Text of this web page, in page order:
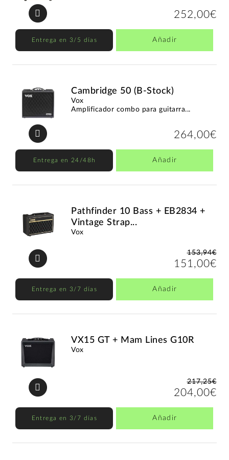
252,00€
Entrega en 3/5 días Añadir
Cambridge 50 (B-Stock)
Vox
Amplificador combo para guitarra...
264,00€
Entrega en 24/48h Añadir
Pathfinder 10 Bass + EB2834 +
Vintage Strap...
Vox
153,94€
151,00€
Entrega en 3/7 días Añadir
VX15 GT + Mam Lines G10R
Vox
217,25€
204,00€
Entrega en 3/7 días Añadir